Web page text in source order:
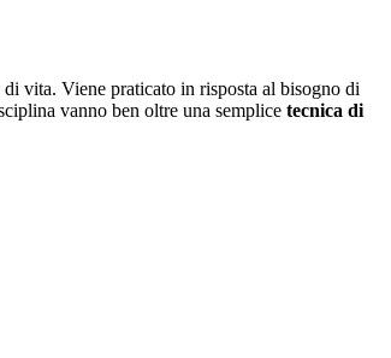
vita. Viene praticato in risposta al bisogno di
vanno ben oltre una semplice tecnica di